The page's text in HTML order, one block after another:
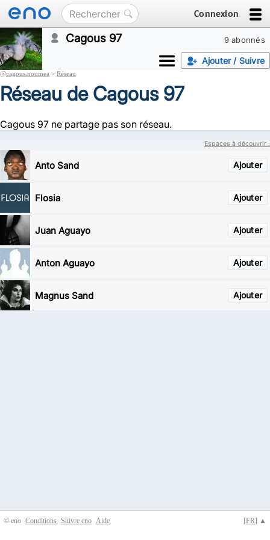
Connexion
9 abonnés
Cagous 97
Ajouter / Suivre
@cagous.noumea > Réseau
Réseau de Cagous 97
Cagous 97 ne partage pas son réseau.
Espaces à découvrir :
Ajouter
Anto Sand
Ajouter
Flosia
Ajouter
Juan Aguayo
Ajouter
Anton Aguayo
Ajouter
Magnus Sand
© eno [FR] ▲
Conditions Suivre eno Aide